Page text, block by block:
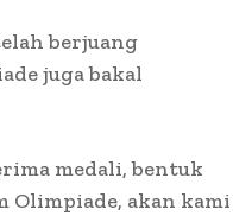
berjuang
juga bakal
medali, bentuk
Olimpiade, akan kami